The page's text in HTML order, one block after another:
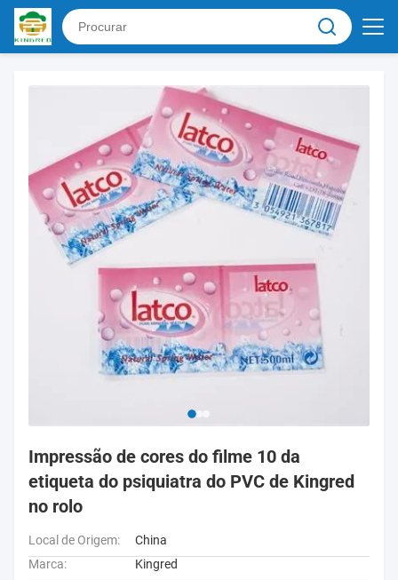
Impressão de cores do filme 10 da
etiqueta do psiquiatra do PVC de Kingred
no rolo
Local de Origem:
China
Marca:
Kingred